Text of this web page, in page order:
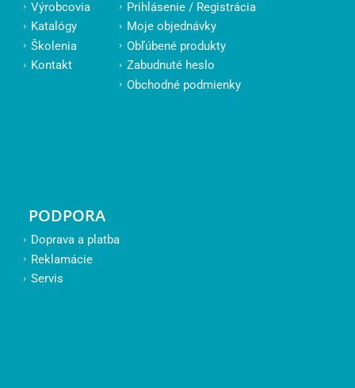
Výrobcovia
Katalógy
Školenia
Kontakt
Prihlásenie / Registrácia
Moje objednávky
Obľúbené produkty
Zabudnuté heslo
Obchodné podmienky
PODPORA
Doprava a platba
Reklamácie
Servis